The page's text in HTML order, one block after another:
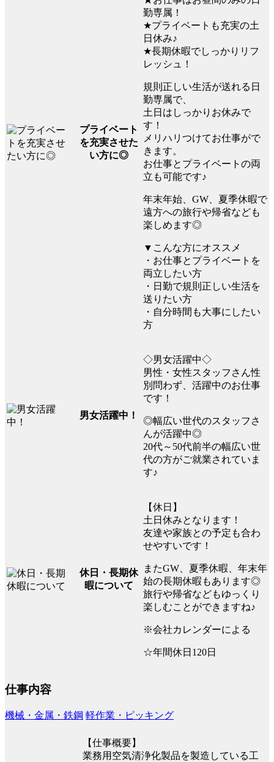
プライベート
を充実させた
い方に◎
勤専属！
★プライベートも充実の土
日休み♪
★長期休暇でしっかりリフ
レッシュ！
規則正しい生活が送れる日
勤専属で、
土日はしっかりお休みで
す！
メリハリつけてお仕事がで
きます。
お仕事とプライベートの両
立も可能です♪
年末年始、GW、夏季休暇で
遠方への旅行や帰省なども
楽しめます◎
▼こんな方にオススメ
・お仕事とプライベートを
両立したい方
・日勤で規則正しい生活を
送りたい方
・自分時間も大事にしたい
方
男女活躍中！
◇男女活躍中◇
男性・女性スタッフさん性
別問わず、活躍中のお仕事
です！
◎幅広い世代のスタッフさ
んが活躍中◎
20代～50代前半の幅広い世
代の方がご就業されていま
す♪
休日・長期休
暇について
【休日】
土日休みとなります！
友達や家族との予定も合わ
せやすいです！
またGW、夏季休暇、年末年
始の長期休暇もあります◎
旅行や帰省などもゆっくり
楽しむことができますね♪
※会社カレンダーによる
☆年間休日120日
仕事内容
機械・金属・鉄鋼 軽作業・ピッキング
【仕事概要】
業務用空気清浄化製品を製造している工